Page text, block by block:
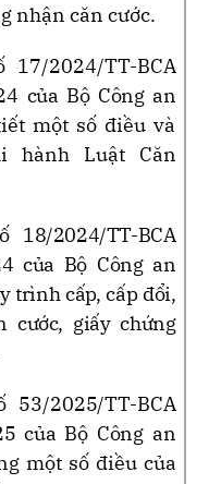
nhận căn cước.
2024/TT-BCA
của Bộ Công an
một số điều và
hành Luật Căn
2024/TT-BCA
của Bộ Công an
trình cấp, cấp đổi,
cước, giấy chứng
53/2025/TT-BCA
của Bộ Công an
một số điều của